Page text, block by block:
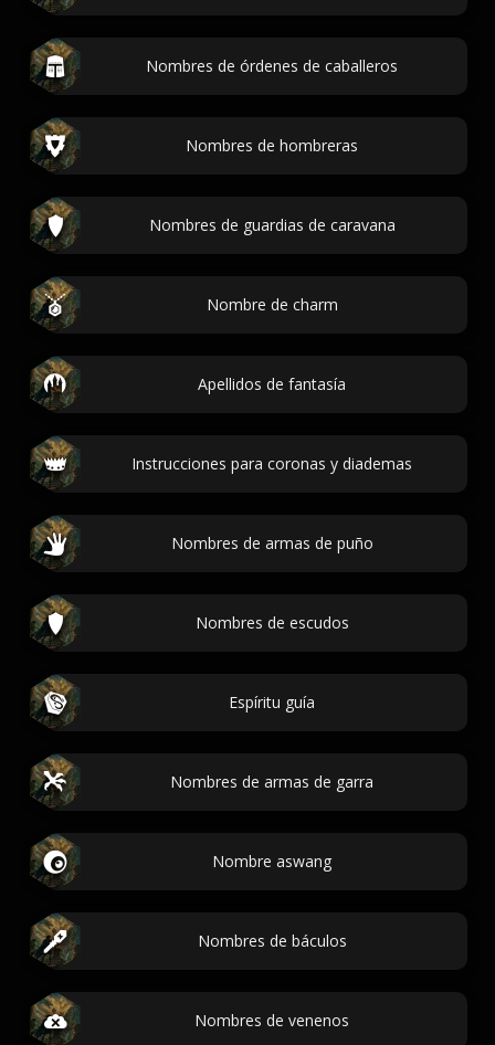
Nombres de órdenes de caballeros
Nombres de hombreras
Nombres de guardias de caravana
Nombre de charm
Apellidos de fantasía
Instrucciones para coronas y diademas
Nombres de armas de puño
Nombres de escudos
Espíritu guía
Nombres de armas de garra
Nombre aswang
Nombres de báculos
Nombres de venenos